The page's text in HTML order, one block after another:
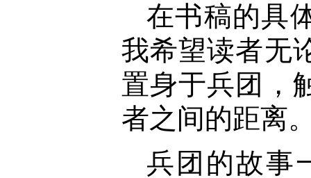
在书稿的具
我希望读者无
置身于兵团，
者之间的距离
兵团的故事